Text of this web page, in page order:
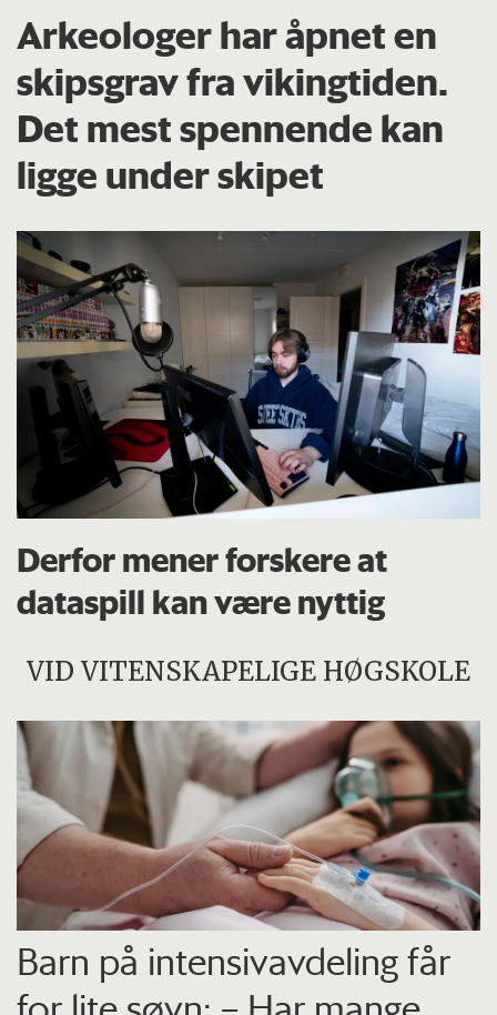
Arkeologer har åpnet en
skipsgrav fra vikingtiden.
Det mest spennende kan
ligge under skipet
Derfor mener forskere at
dataspill kan være nyttig
VID VITENSKAPELIGE HØGSKOLE
Barn på intensiv­avdeling får